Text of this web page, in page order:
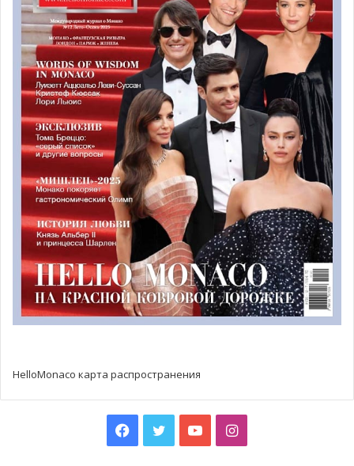
Спешите! Осталось лишь несколько билетов. Не
упустите свой шанс стать участником чего-то большего,
чем просто концерт. В этот вечер вы не только сможете
насладиться прекрасной музыкой, но и поддержите
детей, которые нуждаются в помощи.
Дополнительная информации и бронирование
билетов по телефонам:
+33 (0) 670 00 34 05 и +33 (0) 640 61 16 63 или по
электронной
почте:info@uuraa.com иhttps://www.facebook.com/United
RepublicOfArt
Билеты также можно забронироватьонлайн.
HelloMonaco карта распространения
Facebook
TwitterYouTubeInstagram